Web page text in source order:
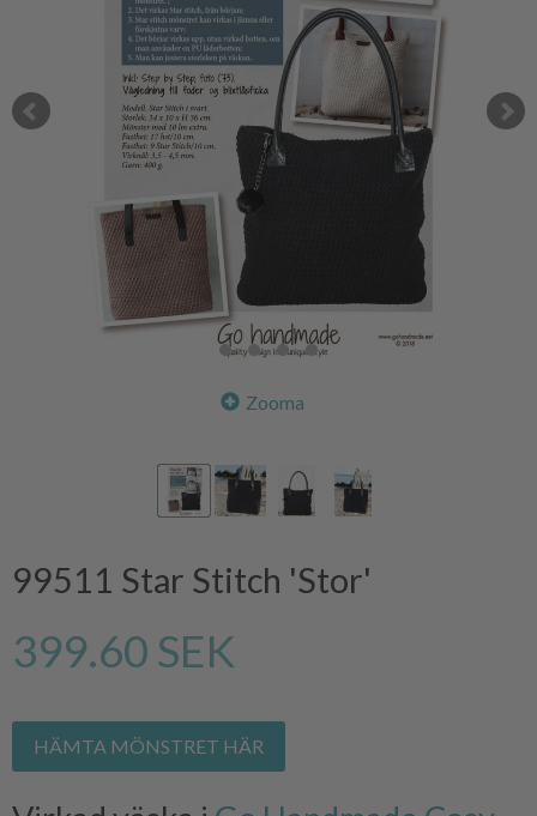
Zooma
99511 Star Stitch 'Stor'
399.60 SEK
HÄMTA MÖNSTRET HÄR